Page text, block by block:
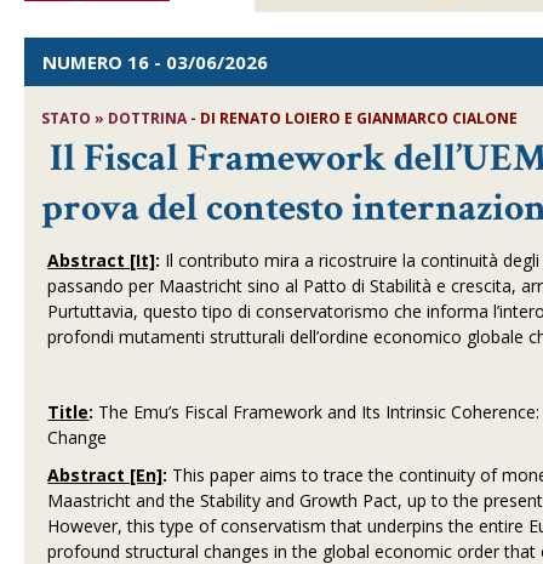
NUMERO 16 - 03/06/2026
STATO » DOTTRINA - DI RENATO LOIERO E GIANMARCO CIALONE
Il Fiscal Framework
prova del contesto
Abstract [It]: Il contributo mira a ricostruire la continuità
passando per Maastricht sino al Patto di Stabilità e crescita,
Purtuttavia, questo tipo di conservatorismo che informa
profondi mutamenti strutturali dell’ordine economico globale
Title: The Emu’s Fiscal Framework and Its Intrinsic
Change
Abstract [En]: This paper aims to trace the continuity of
Maastricht and the Stability and Growth Pact, up to the
However, this type of conservatism that underpins the entire
profound structural changes in the global economic order